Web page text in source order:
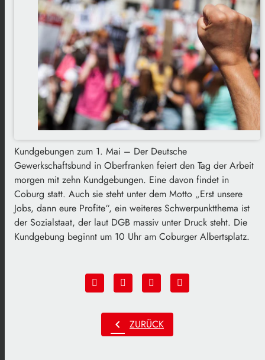
Kundgebungen zum 1. Mai – Der Deutsche
Gewerkschaftsbund in Oberfranken feiert den Tag der Arbeit
morgen mit zehn Kundgebungen. Eine davon findet in
Coburg statt. Auch sie steht unter dem Motto „Erst unsere
Jobs, dann eure Profite“, ein weiteres Schwerpunktthema ist
der Sozialstaat, der laut DGB massiv unter Druck steht. Die
Kundgebung beginnt um 10 Uhr am Coburger Albertsplatz.
chevron_left ZURÜCK